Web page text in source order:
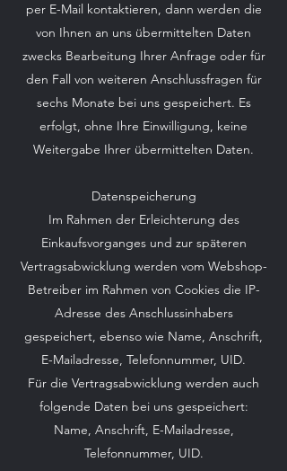
per E-Mail kontaktieren, dann werden die
von Ihnen an uns übermittelten Daten
zwecks Bearbeitung Ihrer Anfrage oder für
den Fall von weiteren Anschlussfragen für
sechs Monate bei uns gespeichert. Es
erfolgt, ohne Ihre Einwilligung, keine
Weitergabe Ihrer übermittelten Daten.
Datenspeicherung
Im Rahmen der Erleichterung des
Einkaufsvorganges und zur späteren
Vertragsabwicklung werden vom Webshop-
Betreiber im Rahmen von Cookies die IP-
Adresse des Anschlussinhabers
gespeichert, ebenso wie Name, Anschrift,
E-Mailadresse, Telefonnummer, UID.
Für die Vertragsabwicklung werden auch
folgende Daten bei uns gespeichert:
Name, Anschrift, E-Mailadresse,
Telefonnummer, UID.